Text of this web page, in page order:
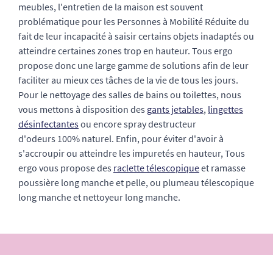
meubles, l'entretien de la maison est souvent
problématique pour les Personnes à Mobilité Réduite du
fait de leur incapacité à saisir certains objets inadaptés ou
atteindre certaines zones trop en hauteur. Tous ergo
propose donc une large gamme de solutions afin de leur
faciliter au mieux ces tâches de la vie de tous les jours.
Pour le nettoyage des salles de bains ou toilettes, nous
vous mettons à disposition des gants jetables, lingettes
désinfectantesou encore spray destructeur
d'odeurs 100% naturel. Enfin, pour éviter d'avoir à
s'accroupir ou atteindre les impuretés en hauteur, Tous
ergo vous propose des raclette télescopiqueet ramasse
poussière long manche et pelle, ou plumeau télescopique
long manche et nettoyeur long manche.